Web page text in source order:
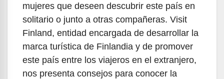
mujeres que deseen descubrir este país en
solitario o junto a otras compañeras. Visit
Finland, entidad encargada de desarrollar la
marca turística de Finlandia y de promover
este país entre los viajeros en el extranjero,
nos presenta consejos para conocer la